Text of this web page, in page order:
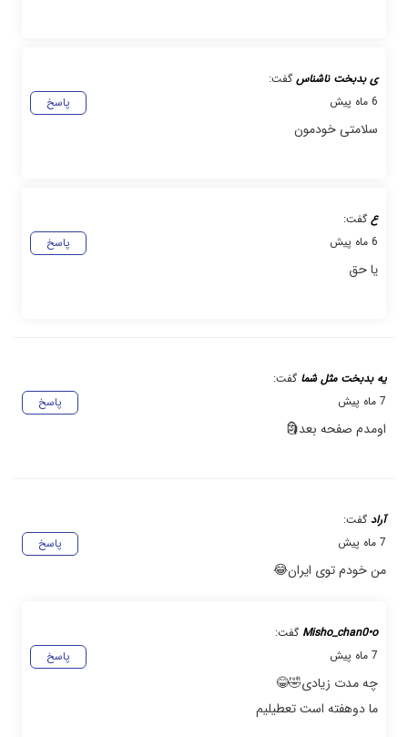
ی بدبخت ناشناس گفت:
پاسخ
6 ماه پیش
سلامتی خودمون
ع گفت:
پاسخ
6 ماه پیش
یا حق
یه بدبخت مثل شما گفت:
پاسخ
7 ماه پیش
اومدم صفحه بعد🗿
آراد گفت:
پاسخ
7 ماه پیش
من خودم توی ایران😂
Misho_chan0•o گفت:
پاسخ
7 ماه پیش
چه مدت زیادی🤣😂
ما دوهفته است تعطیلیم